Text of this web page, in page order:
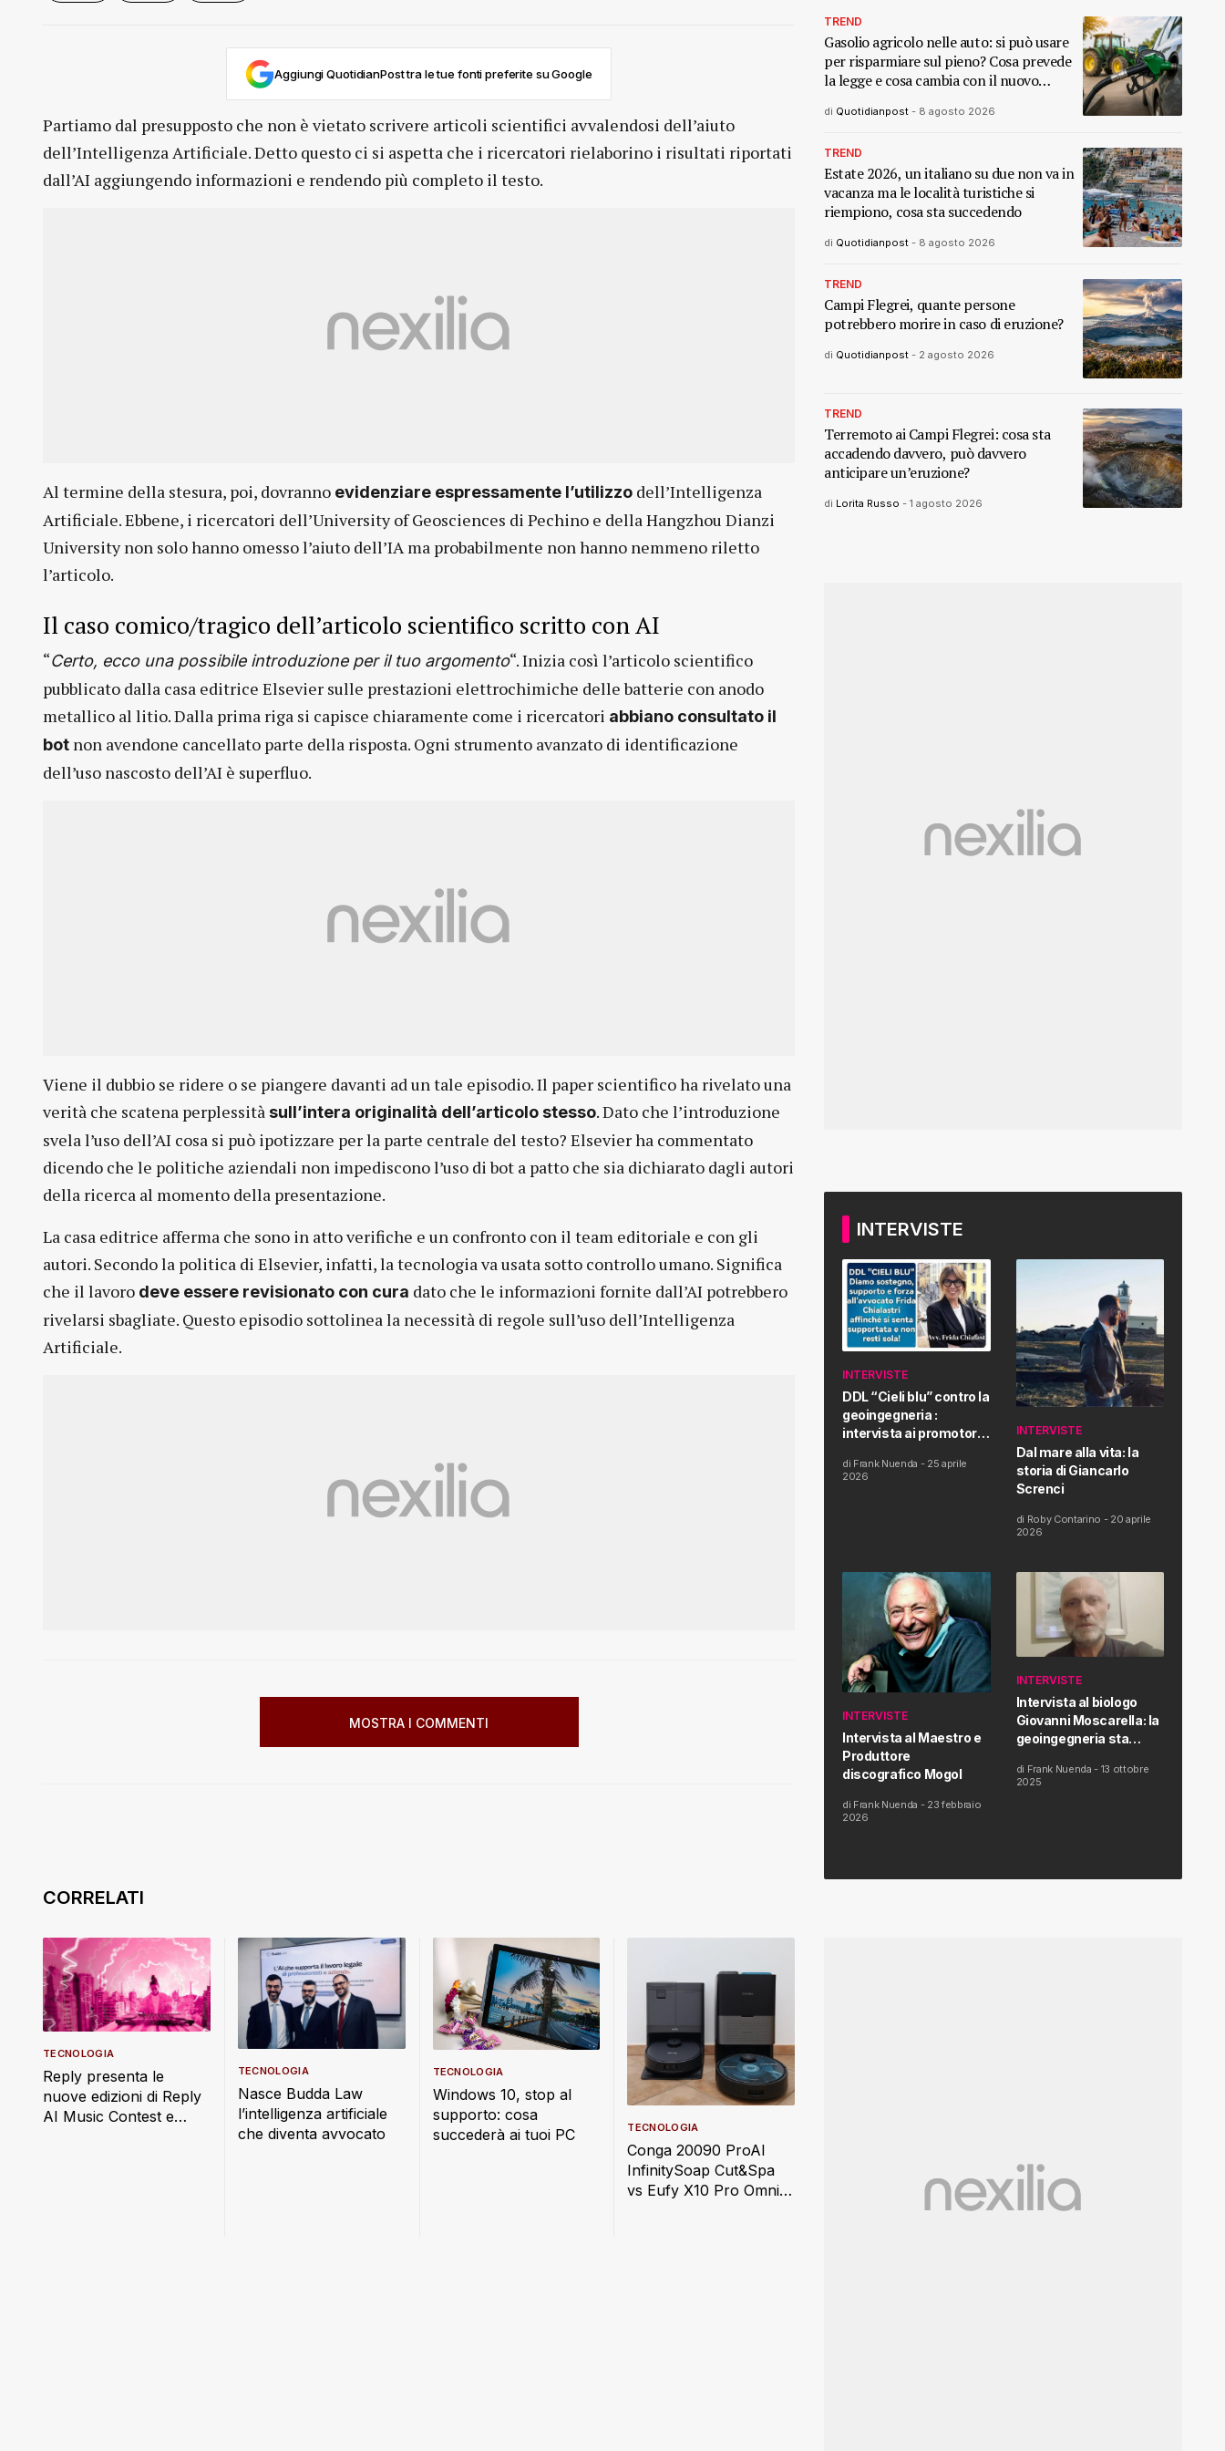
Aggiungi QuotidianPost tra le tue fonti preferite su Google
Partiamo dal presupposto che non è vietato scrivere articoli scientifici avvalendosi dell’aiuto
dell’Intelligenza Artificiale. Detto questo ci si aspetta che i ricercatori rielaborino i risultati riportati
dall’AI aggiungendo informazioni e rendendo più completo il testo.
Al termine della stesura, poi, dovranno evidenziare espressamente l’utilizzo dell’Intelligenza
Artificiale. Ebbene, i ricercatori dell’University of Geosciences di Pechino e della Hangzhou Dianzi
University non solo hanno omesso l’aiuto dell’IA ma probabilmente non hanno nemmeno riletto
l’articolo.
Il caso comico/tragico dell’articolo scientifico scritto con AI
“Certo, ecco una possibile introduzione per il tuo argomento“. Inizia così l’articolo scientifico
pubblicato dalla casa editrice Elsevier sulle prestazioni elettrochimiche delle batterie con anodo
metallico al litio. Dalla prima riga si capisce chiaramente come i ricercatori abbiano consultato il
bot non avendone cancellato parte della risposta. Ogni strumento avanzato di identificazione
dell’uso nascosto dell’AI è superfluo.
Viene il dubbio se ridere o se piangere davanti ad un tale episodio. Il paper scientifico ha rivelato una
verità che scatena perplessitàsull’intera originalità dell’articolo stesso. Dato che l’introduzione
svela l’uso dell’AI cosa si può ipotizzare per la parte centrale del testo? Elsevier ha commentato
dicendo che le politiche aziendali non impediscono l’uso di bot a patto che sia dichiarato dagli autori
della ricerca al momento della presentazione.
La casa editrice afferma che sono in atto verifiche e un confronto con il team editoriale e con gli
autori. Secondo la politica di Elsevier, infatti, la tecnologia va usata sotto controllo umano. Significa
che il lavoro deve essere revisionato con cura dato che le informazioni fornite dall’AI potrebbero
rivelarsi sbagliate. Questo episodio sottolinea la necessità di regole sull’uso dell’Intelligenza
Artificiale.
MOSTRA I COMMENTI
Reply presenta le
nuove edizioni di Reply
AI Music Contest e
TECNOLOGIA
Nasce Budda Law
l’intelligenza artificiale
che diventa avvocato
TECNOLOGIA
Windows 10, stop al
supporto: cosa
succederà ai tuoi PC
TECNOLOGIA
Conga 20090 ProAI
InfinitySoap Cut&Spa
vs Eufy X10 Pro Omni:
TECNOLOGIA
TREND
Gasolio agricolo nelle auto: si può usare
per risparmiare sul pieno? Cosa prevede
la legge e cosa cambia con il nuovo
di Quotidianpost - 8 agosto 2026
TREND
Estate 2026, un italiano su due non va in
vacanza ma le località turistiche si
riempiono, cosa sta succedendo
di Quotidianpost - 8 agosto 2026
TREND
Campi Flegrei, quante persone
potrebbero morire in caso di eruzione?
di Quotidianpost - 2 agosto 2026
TREND
Terremoto ai Campi Flegrei: cosa sta
accadendo davvero, può davvero
anticipare un’eruzione?
di Lorita Russo - 1 agosto 2026
INTERVISTE
INTERVISTE
DDL “Cieli blu” contro la
geoingegneria :
intervista ai promotori
Proposta di Legge
di Frank Nuenda - 25 aprile
2026
INTERVISTE
Dal mare alla vita: la
storia di Giancarlo
Screnci
di Roby Contarino - 20 aprile
2026
INTERVISTE
Intervista al Maestro e
Produttore
discografico Mogol
di Frank Nuenda - 23 febbraio
2026
INTERVISTE
Intervista al biologo
Giovanni Moscarella: la
geoingegneria sta
salute dell’uomo
di Frank Nuenda - 13 ottobre
2025